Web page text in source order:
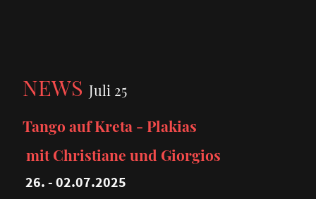
NEWS Juli 25
Tango auf Kreta - Plakias
mit Christiane und Giorgios
26. - 02.07.2025